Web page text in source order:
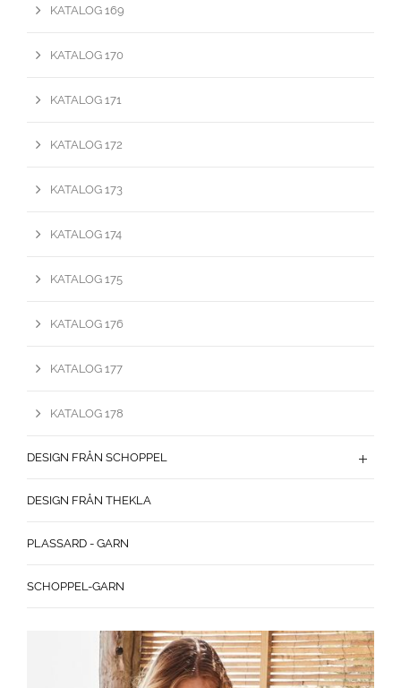
KATALOG 169
KATALOG 170
KATALOG 171
KATALOG 172
KATALOG 173
KATALOG 174
KATALOG 175
KATALOG 176
KATALOG 177
KATALOG 178
DESIGN FRÅN SCHOPPEL
DESIGN FRÅN THEKLA
PLASSARD - GARN
SCHOPPEL-GARN